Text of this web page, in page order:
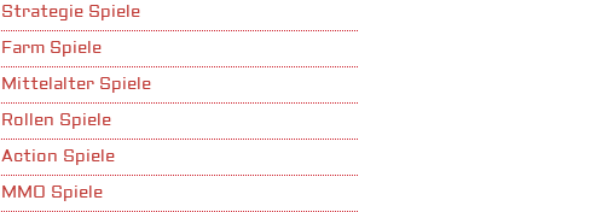
Strategie Spiele
Farm Spiele
Mittelalter Spiele
Rollen Spiele
Action Spiele
MMO Spiele